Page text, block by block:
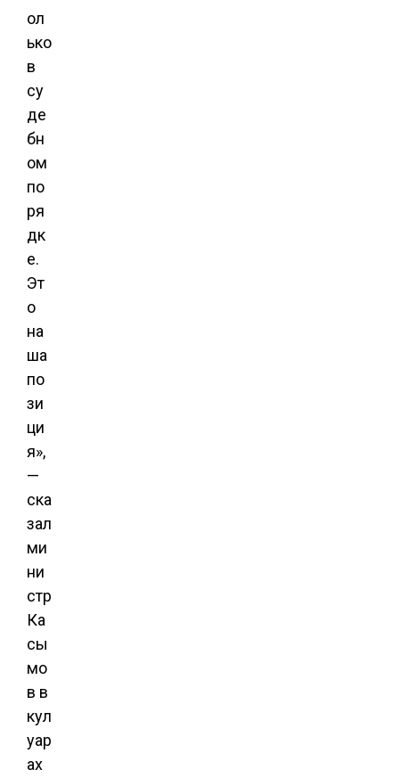
ол
ько
в
су
де
бн
ом
по
ря
дк
е.
Эт
о
на
ша
по
зи
ци
я»,
—
ска
зал
ми
ни
стр
Ка
сы
мо
в в
кул
уар
ах